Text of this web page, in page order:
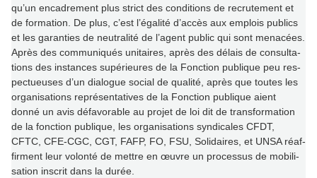
qu’un enca­dre­ment plus strict des condi­tions de recru­te­ment et
de for­ma­tion. De plus, c’est l’égalité d’accès aux emplois publics
et les garan­ties de neu­tra­lité de l’agent public qui sont mena­cées.
Après des com­mu­ni­qués uni­tai­res, après des délais de consul­ta­
tions des ins­tan­ces supé­rieu­res de la Fonction publi­que peu res­
pec­tueu­ses d’un dia­lo­gue social de qua­lité, après que toutes les
orga­ni­sa­tions repré­sen­ta­ti­ves de la Fonction publi­que aient
donné un avis défa­vo­ra­ble au projet de loi dit de trans­for­ma­tion
de la fonc­tion publi­que, les orga­ni­sa­tions syn­di­ca­les CFDT,
CFTC, CFE-CGC, CGT, FAFP, FO, FSU, Solidaires, et UNSA réaf­
fir­ment leur volonté de mettre en œuvre un pro­ces­sus de mobi­li­
sa­tion ins­crit dans la durée.